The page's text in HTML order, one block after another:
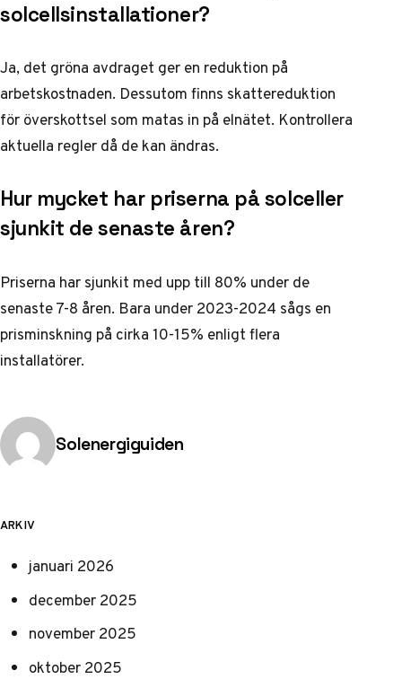
solcellsinstallationer?
Ja, det gröna avdraget ger en reduktion på
arbetskostnaden. Dessutom finns skattereduktion
för överskottsel som matas in på elnätet. Kontrollera
aktuella regler då de kan ändras.
Hur mycket har priserna på solceller
sjunkit de senaste åren?
Priserna har sjunkit med upp till 80% under de
senaste 7-8 åren. Bara under 2023-2024 sågs en
prisminskning på cirka 10-15% enligt flera
installatörer.
Publicerad av
Solenergiguiden
ARKIV
januari 2026
december 2025
november 2025
oktober 2025